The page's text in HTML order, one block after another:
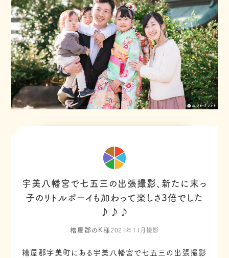
宇美八幡宮で七五三の出張撮影、新たに末っ
子のリトルボーイも加わって楽しさ3倍でした
♪♪♪
糟屋郡のK様 2021年11月撮影
糟屋郡宇美町にある宇美八幡宮で七五三の出張撮影